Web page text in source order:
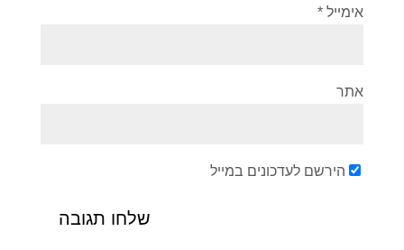
אימייל *
אתר
הירשם לעדכונים במייל